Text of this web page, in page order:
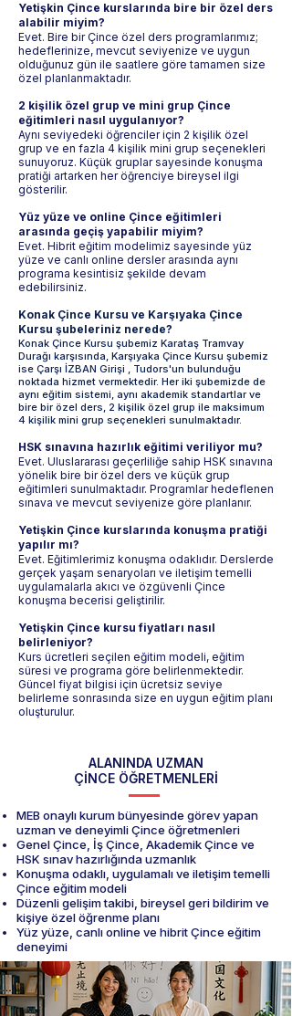
Yetişkin Çince kurslarında bire bir özel ders
alabilir miyim?
Evet. Bire bir Çince özel ders programlarımız;
hedeflerinize, mevcut seviyenize ve uygun
olduğunuz gün ile saatlere göre tamamen size
özel planlanmaktadır.
2 kişilik özel grup ve mini grup Çince
eğitimleri nasıl uygulanıyor?
Aynı seviyedeki öğrenciler için 2 kişilik özel
grup ve en fazla 4 kişilik mini grup seçenekleri
sunuyoruz. Küçük gruplar sayesinde konuşma
pratiği artarken her öğrenciye bireysel ilgi
gösterilir.
Yüz yüze ve online Çince eğitimleri
arasında geçiş yapabilir miyim?
Evet. Hibrit eğitim modelimiz sayesinde yüz
yüze ve canlı online dersler arasında aynı
programa kesintisiz şekilde devam
edebilirsiniz.
Konak Çince Kursu ve Karşıyaka Çince
Kursu şubeleriniz nerede?
Konak Çince Kursu şubemiz Karataş Tramvay
Durağı karşısında, Karşıyaka Çince Kursu şubemiz
ise Çarşı İZBAN Girişi , Tudors'un bulunduğu
noktada hizmet vermektedir. Her iki şubemizde de
aynı eğitim sistemi, aynı akademik standartlar ve
bire bir özel ders, 2 kişilik özel grup ile maksimum
4 kişilik mini grup seçenekleri sunulmaktadır.
HSK sınavına hazırlık eğitimi veriliyor mu?
Evet. Uluslararası geçerliliğe sahip HSK sınavına
yönelik bire bir özel ders ve küçük grup
eğitimleri sunulmaktadır. Programlar hedeflenen
sınava ve mevcut seviyenize göre planlanır.
Yetişkin Çince kurslarında konuşma pratiği
yapılır mı?
Evet. Eğitimlerimiz konuşma odaklıdır. Derslerde
gerçek yaşam senaryoları ve iletişim temelli
uygulamalarla akıcı ve özgüvenli Çince
konuşma becerisi geliştirilir.
Yetişkin Çince kursu fiyatları nasıl
belirleniyor?
Kurs ücretleri seçilen eğitim modeli, eğitim
süresi ve programa göre belirlenmektedir.
Güncel fiyat bilgisi için ücretsiz seviye
belirleme sonrasında size en uygun eğitim planı
oluşturulur.
ALANINDA UZMAN
ÇİNCE ÖĞRETMENLERİ
MEB onaylı kurum bünyesinde görev yapan
uzman ve deneyimli Çince öğretmenleri
Genel Çince, İş Çince, Akademik Çince ve
HSK sınav hazırlığında uzmanlık
Konuşma odaklı, uygulamalı ve iletişim temelli
Çince eğitim modeli
Düzenli gelişim takibi, bireysel geri bildirim ve
kişiye özel öğrenme planı
Yüz yüze, canlı online ve hibrit Çince eğitim
deneyimi